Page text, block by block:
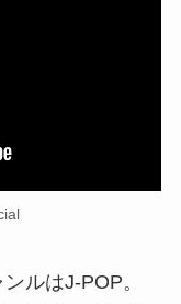
ルはJ-POP。